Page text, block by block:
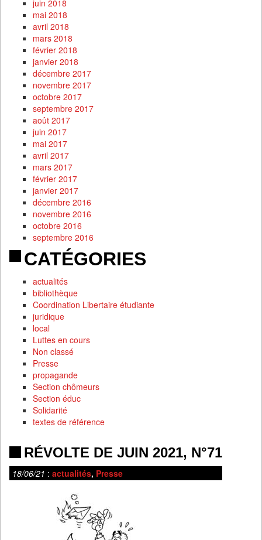
juin 2018
mai 2018
avril 2018
mars 2018
février 2018
janvier 2018
décembre 2017
novembre 2017
octobre 2017
septembre 2017
août 2017
juin 2017
mai 2017
avril 2017
mars 2017
février 2017
janvier 2017
décembre 2016
novembre 2016
octobre 2016
septembre 2016
CATÉGORIES
actualités
bibliothèque
Coordination Libertaire étudiante
juridique
local
Luttes en cours
Non classé
Presse
propagande
Section chômeurs
Section éduc
Solidarité
textes de référence
RÉVOLTE DE JUIN 2021, N°71
18/06/21 : actualités, Presse